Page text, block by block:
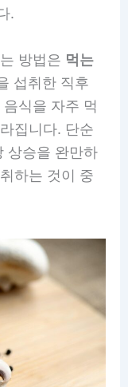
.
방법은 먹는
섭취한 직후
식을 자주 먹
집니다. 단순
상승을 완만하
하는 것이 중